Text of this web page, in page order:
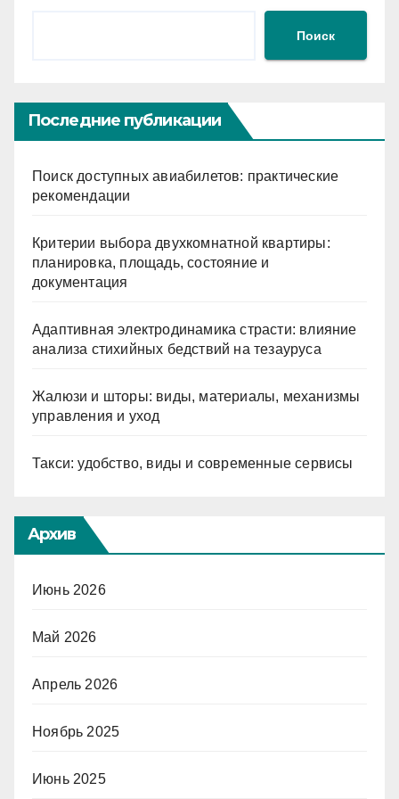
Поиск
Последние публикации
Поиск доступных авиабилетов: практические
рекомендации
Критерии выбора двухкомнатной квартиры:
планировка, площадь, состояние и
документация
Адаптивная электродинамика страсти: влияние
анализа стихийных бедствий на тезауруса
Жалюзи и шторы: виды, материалы, механизмы
управления и уход
Такси: удобство, виды и современные сервисы
Архив
Июнь 2026
Май 2026
Апрель 2026
Ноябрь 2025
Июнь 2025